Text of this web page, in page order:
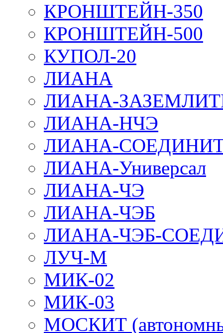
КРОНШТЕЙН-350
КРОНШТЕЙН-500
КУПОЛ-20
ЛИАНА
ЛИАНА-
ЛИАНА-НЧЭ
ЛИАНА-
ЛИАНА-Универсал
ЛИАНА-ЧЭ
ЛИАНА-ЧЭБ
ЛИАНА-ЧЭБ-
ЛУЧ-М
МИК-02
МИК-03
МОСКИТ